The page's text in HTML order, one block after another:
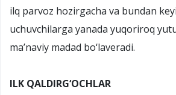
ilq parvoz hozirgacha va bundan
uchuvchilarga yanada yuqoriroq
ma’naviy madad bo‘laveradi.
ILK QALDIRG‘OCHLAR